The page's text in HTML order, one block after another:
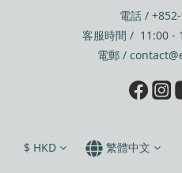
電話 /
客服時間 / 11:00 -
電郵 /
$ HKD 繁體中文